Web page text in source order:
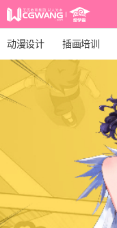
动漫设计 插画培训
影视后期
漫画设计 绘画教程